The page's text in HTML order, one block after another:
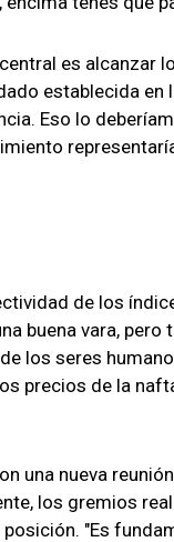
es alcanzar
establecida en
Eso lo
de los
buena vara,
los seres
precios de la
una nueva
los gremios
"Es